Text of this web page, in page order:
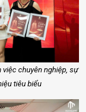
chuyên nghiệp, sự
tiêu biểu